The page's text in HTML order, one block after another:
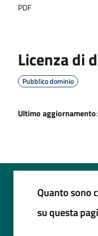
PDF
Licenza di
Pubblico dominio
Ultimo aggiornamento
Quanto sono
su questa